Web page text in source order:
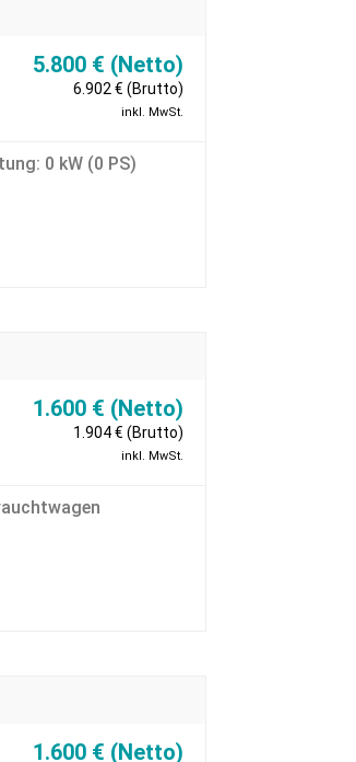
5.800 € (Netto)
6.902 € (Brutto)
inkl. MwSt.
0 kW (0 PS)
1.600 € (Netto)
1.904 € (Brutto)
inkl. MwSt.
1.600 € (Netto)